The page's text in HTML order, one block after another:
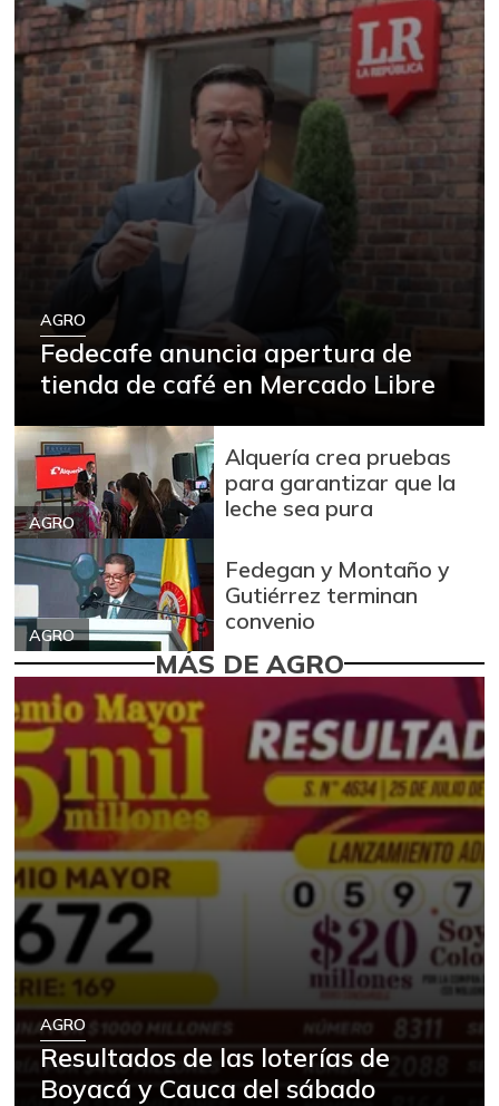
AGRO
Fedecafe anuncia apertura de
tienda de café en Mercado Libre
AGRO
Alquería crea pruebas
para garantizar que la
leche sea pura
AGRO
Fedegan y Montaño y
Gutiérrez terminan
convenio
MÁS DE AGRO
AGRO
Resultados de las loterías de
Boyacá y Cauca del sábado